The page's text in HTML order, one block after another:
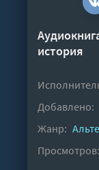
история
Добавлено:
Жанр:
Просмотров: